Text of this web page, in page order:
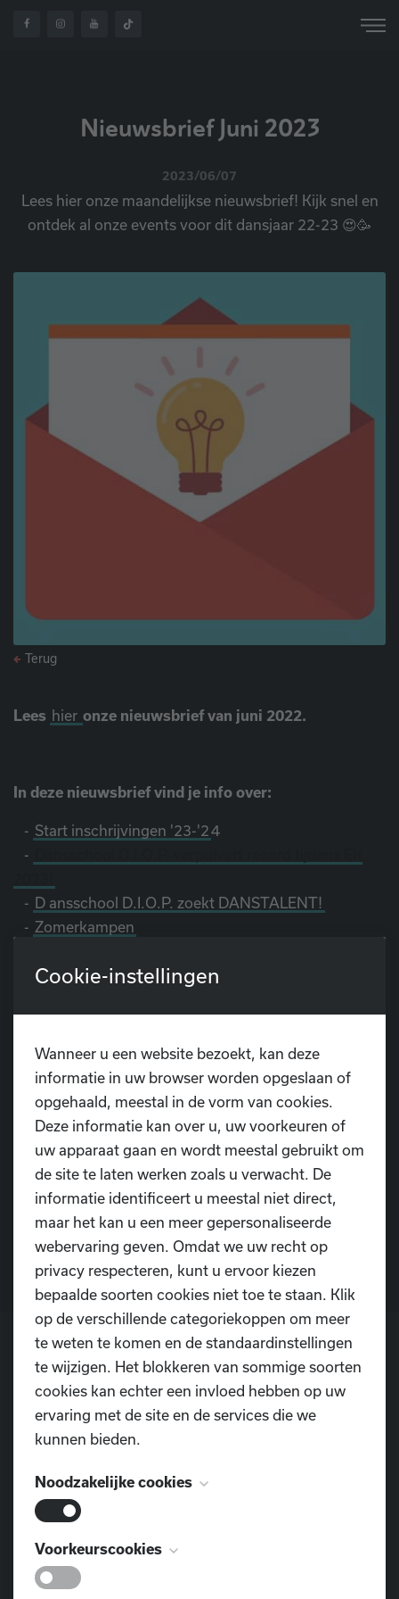
Nieuwsbrief Juni 2023
2023/06/07
Lees hier onze maandelijkse nieuwsbrief! Kijk snel en
ontdek al onze events voor dit dansjaar 22-23 😍🥳
Terug
Lees hier onze nieuwsbrief van juni 2022.
In deze nieuwsbrief vind je info over:
- Start inschrijvingen '23-'24
-
- D ansschool D.I.O.P. zoekt DANSTALENT!
- Zomerkampen
Belangrijke data
Cookie-instellingen
Wanneer u een website bezoekt, kan deze
informatie in uw browser worden opgeslaan of
opgehaald, meestal in de vorm van cookies.
Deze informatie kan over u, uw voorkeuren of
uw apparaat gaan en wordt meestal gebruikt om
de site te laten werken zoals u verwacht. De
informatie identificeert u meestal niet direct,
maar het kan u een meer gepersonaliseerde
webervaring geven. Omdat we uw recht op
privacy respecteren, kunt u ervoor kiezen
bepaalde soorten cookies niet toe te staan. Klik
op de verschillende categoriekoppen om meer
te weten te komen en de standaardinstellingen
te wijzigen. Het blokkeren van sommige soorten
cookies kan echter een invloed hebben op uw
ervaring met de site en de services die we
kunnen bieden.
Noodzakelijke cookies
Deze cookies zijn noodzakelijk voor het
functioneren van de website en kunnen niet
Voorkeurscookies
Heb je nog vragen?
Contacteer ons